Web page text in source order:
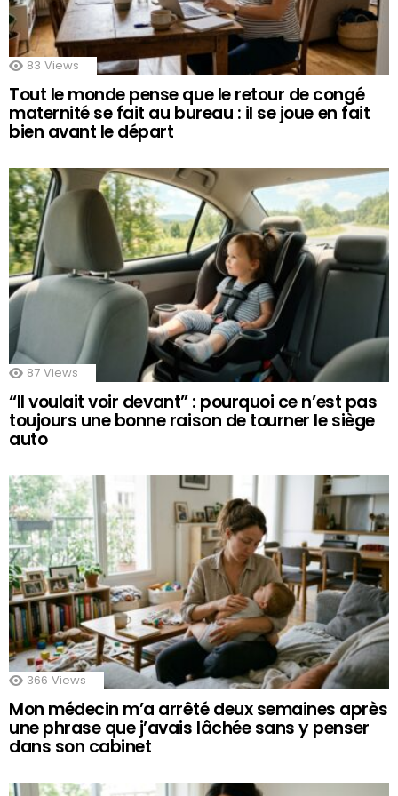
83 Views
Tout le monde pense que le retour de congé
maternité se fait au bureau : il se joue en fait
bien avant le départ
87 Views
“Il voulait voir devant” : pourquoi ce n’est pas
toujours une bonne raison de tourner le siège
auto
366 Views
Mon médecin m’a arrêté deux semaines après
une phrase que j’avais lâchée sans y penser
dans son cabinet